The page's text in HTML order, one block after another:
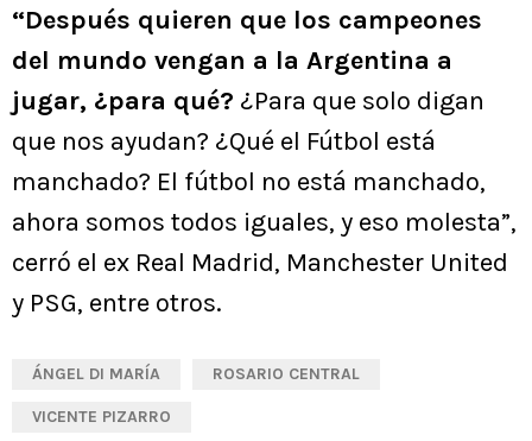
“Después quieren que los campeones
del mundo vengan a la Argentina a
jugar, ¿para qué? ¿Para que solo digan
que nos ayudan? ¿Qué el Fútbol está
manchado? El fútbol no está manchado,
ahora somos todos iguales, y eso molesta”,
cerró el ex Real Madrid, Manchester United
y PSG, entre otros.
ÁNGEL DI MARÍA ROSARIO CENTRAL
VICENTE PIZARRO